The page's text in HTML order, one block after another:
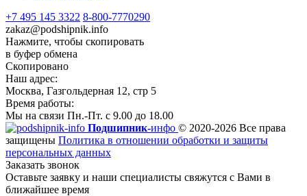
+7 495 145 3322 8-800-7770290
zakaz@podshipnik.info
Нажмите, чтобы скопировать
в буфер обмена
Скопировано
Наш адрес:
Москва, Газгольдерная 12, стр 5
Время работы:
Мы на связи Пн.-Пт. с 9.00 до 18.00
Подшипник-инфо © 2020-2026 Все права
защищены Политика в отношении обработки и защиты
персональных данных
Заказать звонок
Оставьте заявку и наши специалисты свяжутся с Вами в
ближайшее время